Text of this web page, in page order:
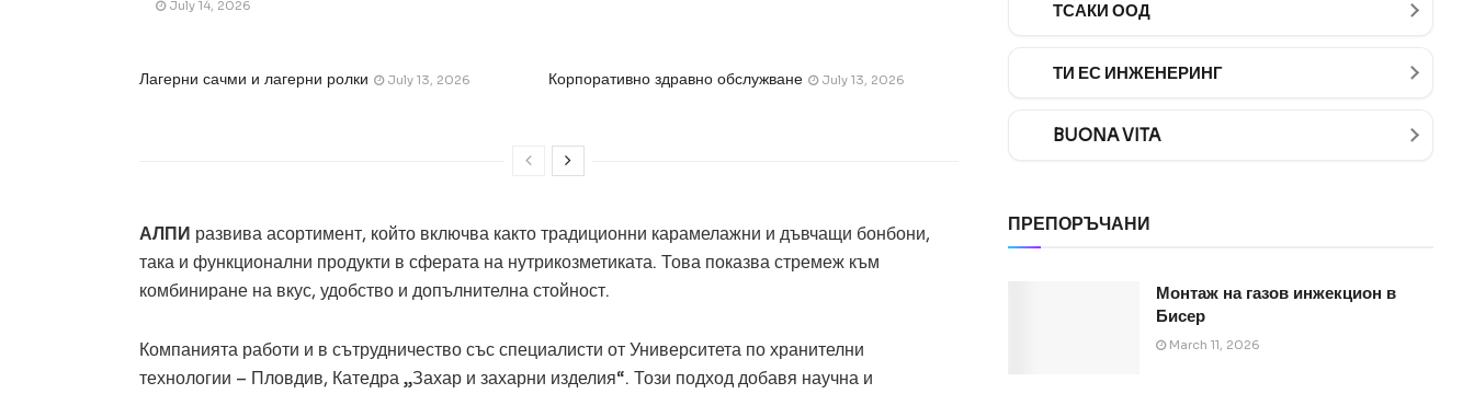
July 14, 2026
Лагерни сачми и лагерни ролки July 13, 2026 Корпоративно здравно обслужване July 13, 2026
АЛПИ развива асортимент, който включва както традиционни карамелажни и дъвчащи бонбони,
така и функционални продукти в сферата на нутрикозметиката. Това показва стремеж към
комбиниране на вкус, удобство и допълнителна стойност.
Компанията работи и в сътрудничество със специалисти от Университета по хранителни
технологии – Пловдив, Катедра „Захар и захарни изделия“. Този подход добавя научна и
ТСАКИ ООД
ТИ ЕС ИНЖЕНЕРИНГ
BUONA VITA
ПРЕПОРЪЧАНИ
Монтаж на газов инжекцион в
Бисер
March 11, 2026